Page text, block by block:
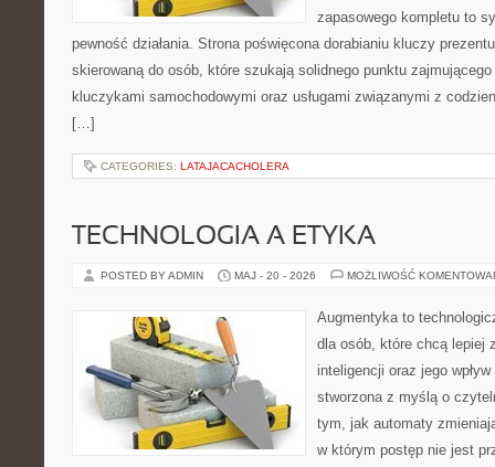
zapasowego kompletu to
pewność działania. Strona poświęcona dorabianiu kluczy
skierowaną do osób, które szukają solidnego punktu
kluczykami samochodowymi oraz usługami związanymi z
[…]
CATEGORIES: LATAJACACHOLERA
TECHNOLOGIA A ETYKA
POSTED BY ADMIN MAJ - 20 - 2026 MOŻLIWOŚĆ
Augmentyka to
dla osób, które chcą lepiej
inteligencji oraz jego
stworzona z myślą o
tym, jak automaty
w którym postęp nie jest